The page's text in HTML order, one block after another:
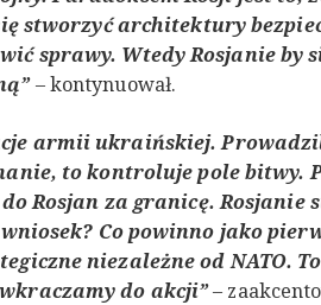
stworzyć architektury
sprawy. Wtedy Rosjanie by
– kontynuował.
armii ukraińskiej.
to kontroluje pole bitwy.
Rosjan za granicę. Rosjanie
Co powinno jako
niezależne od NATO.
do akcji”–